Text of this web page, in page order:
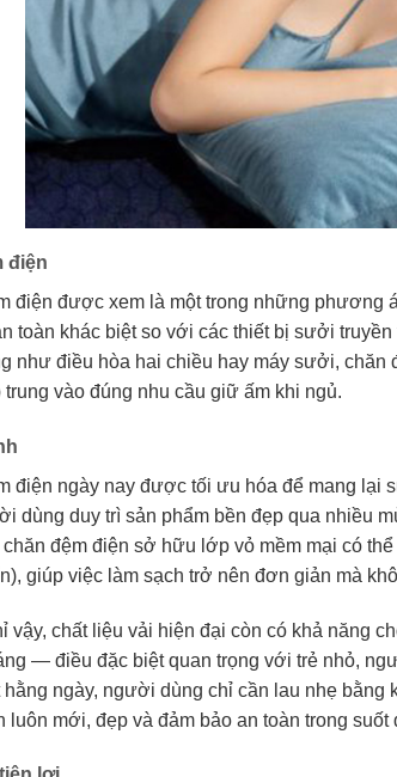
điện
điện được xem là một trong những phương
toàn khác biệt so với các thiết bị sưởi
như điều hòa hai chiều hay máy sưởi,
trung vào đúng nhu cầu giữ ấm khi ngủ.
điện ngày nay được tối ưu hóa để mang lại
dùng duy trì sản phẩm bền đẹp qua nhiều
đệm điện sở hữu lớp vỏ mềm mại có
giúp việc làm sạch trở nên đơn giản mà
vậy, chất liệu vải hiện đại còn có khả năng
— điều đặc biệt quan trọng với trẻ nhỏ,
hằng ngày, người dùng chỉ cần lau nhẹ bằng
luôn mới, đẹp và đảm bảo an toàn trong suốt